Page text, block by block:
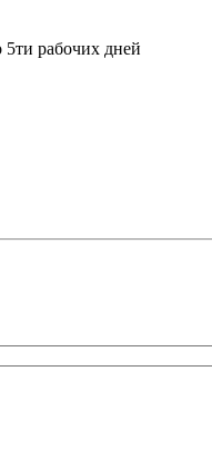
5ти рабочих дней